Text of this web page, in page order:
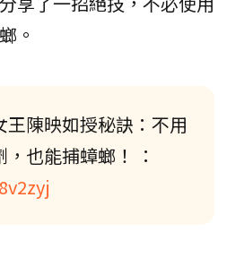
。
陳映如授秘訣：不用
也能捕蟑螂！ ：